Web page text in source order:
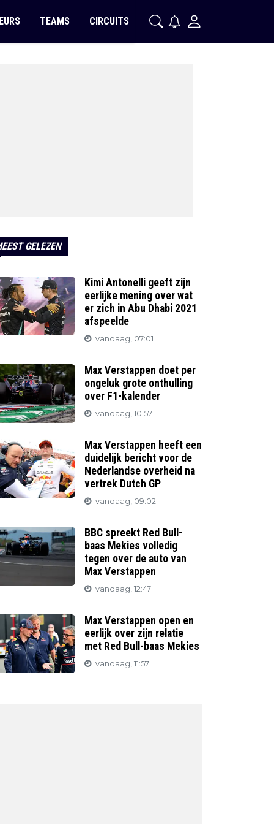
TEAMS CIRCUITS
GELEZEN
Kimi Antonelli geeft zijn
eerlijke mening over wat
er zich in Abu Dhabi 2021
afspeelde
vandaag, 07:01
Max Verstappen doet per
ongeluk grote onthulling
over F1-kalender
vandaag, 10:57
Max Verstappen heeft een
duidelijk bericht voor de
Nederlandse overheid na
vertrek Dutch GP
vandaag, 09:02
BBC spreekt Red Bull-
baas Mekies volledig
tegen over de auto van
Max Verstappen
vandaag, 12:47
Max Verstappen open en
eerlijk over zijn relatie
met Red Bull-baas Mekies
vandaag, 11:57